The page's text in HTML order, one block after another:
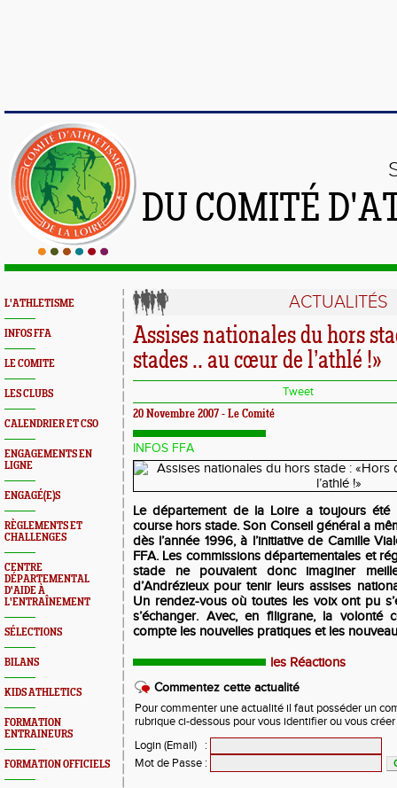
DU COMITÉ
L'ATHLETISME
INFOS FFA
LE COMITE
LES CLUBS
CALENDRIER ET CSO
ENGAGEMENTS EN
LIGNE
ENGAGÉ(E)S
RÈGLEMENTS ET
CHALLENGES
CENTRE
DÉPARTEMENTAL
D'AIDE À
L'ENTRAÎNEMENT
SÉLECTIONS
BILANS
KIDS ATHLETICS
FORMATION
ENTRAINEURS
FORMATION OFFICIELS
ACTUALITÉS
Assises nationales du hors
stades .. au cœur de l’athlé !»
Tweet
20 Novembre 2007 - Le Comité
INFOS FFA
Le département de la Loire a toujours été
course hors stade. Son Conseil général a
dès l’année 1996, à l’initiative de Camille
FFA. Les commissions départementales et
stade ne pouvaient donc imaginer
d’Andrézieux pour tenir leurs assises
Un rendez-vous où toutes les voix ont pu
s’échanger. Avec, en filigrane, la volonté
compte les nouvelles pratiques et les
les Réactions
Commentez cette actualité
Pour commenter une actualité il faut posséder un
rubrique ci-dessous pour vous identifier ou vous
Login (Email)
:
Mot de Passe :